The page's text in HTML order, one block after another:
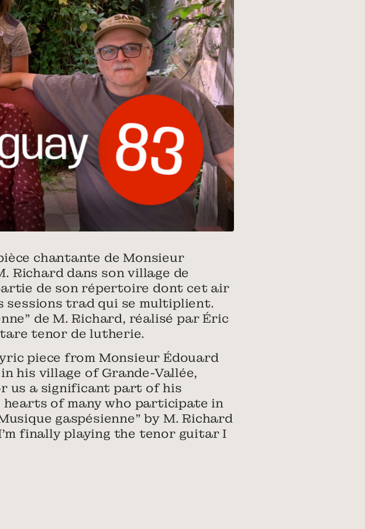
chantante de Monsieur
Richard dans son village de
de son répertoire dont cet air
sessions trad qui se multiplient.
de M. Richard, réalisé par Éric
tenor de lutherie.
piece from Monsieur Édouard
his village of Grande-Vallée,
us a significant part of his
of many who participate in
gaspésienne” by M. Richard
finally playing the tenor guitar I